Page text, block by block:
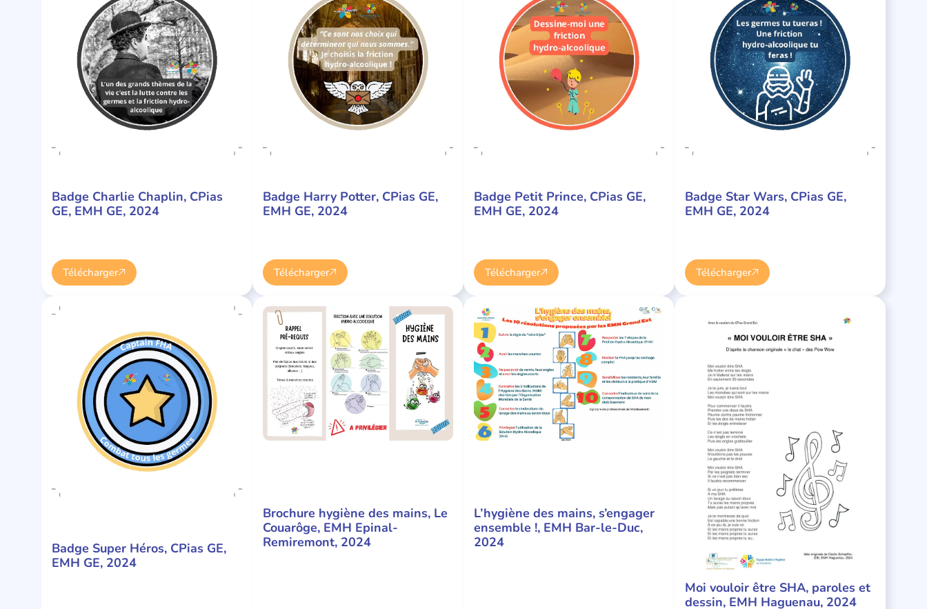
Badge Charlie Chaplin, CPias
GE, EMH GE, 2024
Télécharger
Badge Harry Potter, CPias GE,
EMH GE, 2024
Télécharger
Badge Petit Prince, CPias GE,
EMH GE, 2024
Télécharger
Badge Star Wars, CPias GE,
EMH GE, 2024
Télécharger
Badge Super Héros, CPias GE,
EMH GE, 2024
Brochure hygiène des mains, Le
Couarôge, EMH Epinal-
Remiremont, 2024
L’hygiène des mains, s’engager
ensemble !, EMH Bar-le-Duc,
2024
Moi vouloir être SHA, paroles et
dessin, EMH Haguenau, 2024